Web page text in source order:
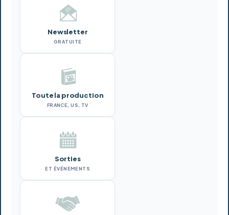
Newsletter
GRATUITE
Toute la production
FRANCE, US, TV
Sorties
ET ÉVÉNEMENTS